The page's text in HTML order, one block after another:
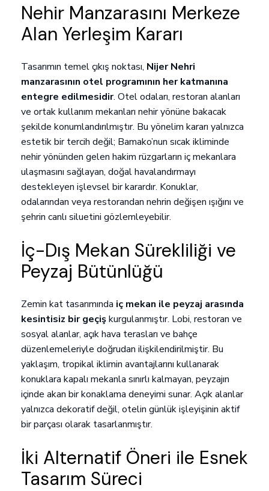
Nehir Manzarasını Merkeze
Alan Yerleşim Kararı
Tasarımın temel çıkış noktası, Nijer Nehri
manzarasının otel programının her katmanına
entegre edilmesidir. Otel odaları, restoran alanları
ve ortak kullanım mekanları nehir yönüne bakacak
şekilde konumlandırılmıştır. Bu yönelim kararı yalnızca
estetik bir tercih değil; Bamako’nun sıcak ikliminde
nehir yönünden gelen hakim rüzgarların iç mekanlara
ulaşmasını sağlayan, doğal havalandırmayı
destekleyen işlevsel bir karardır. Konuklar,
odalarından veya restorandan nehrin değişen ışığını ve
şehrin canlı siluetini gözlemleyebilir.
İç-Dış Mekan Sürekliliği ve
Peyzaj Bütünlüğü
Zemin kat tasarımında iç mekan ile peyzaj arasında
kesintisiz bir geçişkurgulanmıştır. Lobi, restoran ve
sosyal alanlar, açık hava terasları ve bahçe
düzenlemeleriyle doğrudan ilişkilendirilmiştir. Bu
yaklaşım, tropikal iklimin avantajlarını kullanarak
konuklara kapalı mekanla sınırlı kalmayan, peyzajın
içinde akan bir konaklama deneyimi sunar. Açık alanlar
yalnızca dekoratif değil, otelin günlük işleyişinin aktif
bir parçası olarak tasarlanmıştır.
İki Alternatif Öneri ile Esnek
Tasarım Süreci